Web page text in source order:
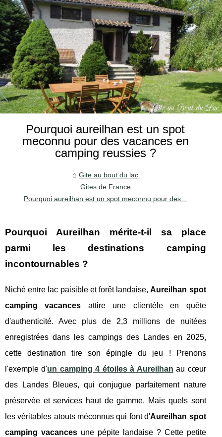
Pourquoi aureilhan est un spot
meconnu pour des vacances en
camping reussies ?
Gite au bout du lac
Gites de France
Pourquoi aureilhan est un spot meconnu pour des...
Pourquoi Aureilhan mérite-t-il sa place
parmi les destinations camping
incontournables ?
Niché entre lac paisible et forêt landaise,Aureilhan spot
camping vacances attire une clientèle en quête
d'authenticité. Avec plus de 2,3 millions de nuitées
enregistrées dans les campings des Landes en 2025,
cette destination tire son épingle du jeu ! Prenons
l'exemple d'un camping 4 étoiles à Aureilhan au cœur
des Landes Bleues, qui conjugue parfaitement nature
préservée et services haut de gamme. Mais quels sont
les véritables atouts méconnus qui font d'Aureilhan spot
camping vacancesune pépite landaise ? Cette petite